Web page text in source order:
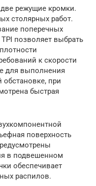
режущие кромки.
столярных работ.
поперечных
позволяет выбрать
к скорости
для выполнения
при
быстрая
поверхность
в подвешенном
обеспечивает
распилов.